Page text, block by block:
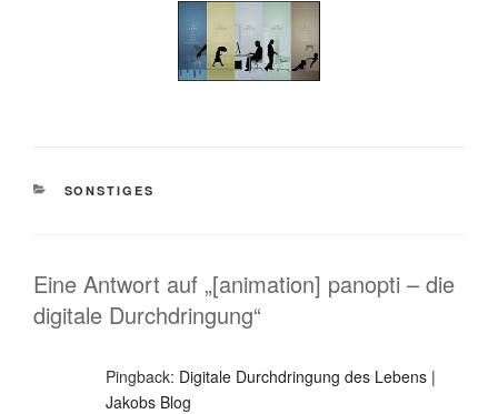
KATEGORIEN
SONSTIGES
Eine Antwort auf „[animation] panopti – die
digitale Durchdringung“
Pingback: Digitale Durchdringung des Lebens |
Jakobs Blog